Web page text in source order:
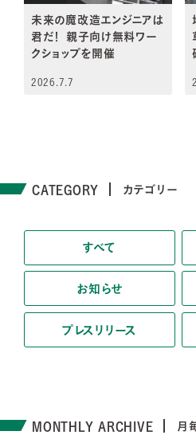
未来の魔改造エンジニアは
君だ！ 親子向け無料ワー
クショップを開催
2026.7.7
CATEGORY カテゴリー
すべて
お知らせ
プレスリリース
MONTHLY ARCHIVE 月